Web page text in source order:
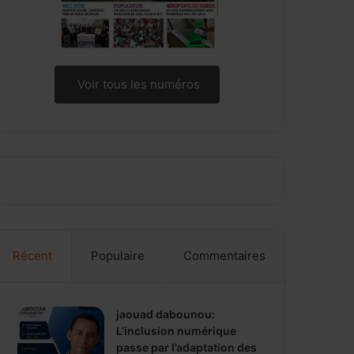
Voir tous les numéros
Récent Populaire Commentaires
jaouad dabounou:
L’inclusion numérique
passe par l’adaptation des